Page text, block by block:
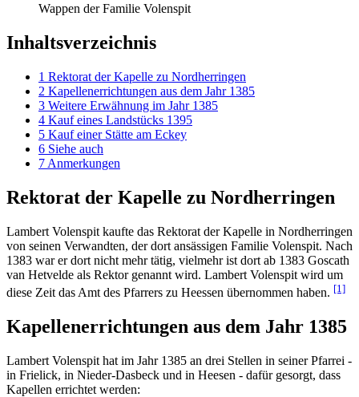
Wappen der Familie Volenspit
Inhaltsverzeichnis
1 Rektorat der Kapelle zu Nordherringen
2 Kapellenerrichtungen aus dem Jahr 1385
3 Weitere Erwähnung im Jahr 1385
4 Kauf eines Landstücks 1395
5 Kauf einer Stätte am Eckey
6 Siehe auch
7 Anmerkungen
Rektorat der Kapelle zu Nordherringen
Lambert Volenspit kaufte das Rektorat der Kapelle in Nordherringen
von seinen Verwandten, der dort ansässigen Familie Volenspit. Nach
1383 war er dort nicht mehr tätig, vielmehr ist dort ab 1383 Goscath
van Hetvelde als Rektor genannt wird. Lambert Volenspit wird um
diese Zeit das Amt des Pfarrers zu Heessen übernommen haben. [1]
Kapellenerrichtungen aus dem Jahr 1385
Lambert Volenspit hat im Jahr 1385 an drei Stellen in seiner Pfarrei -
in Frielick, in Nieder-Dasbeck und in Heesen - dafür gesorgt, dass
Kapellen errichtet werden: